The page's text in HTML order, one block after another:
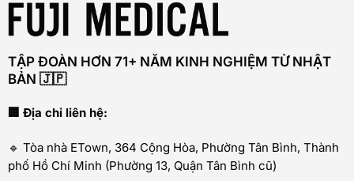
TẬP ĐOÀN HƠN 71+ NĂM KINH NGHIỆM TỪ NHẬT
BẢN 🇯🇵
🏢 Địa chỉ liên hệ:
🔹 Tòa nhà ETown, 364 Cộng Hòa, Phường Tân Bình, Thành
phố Hồ Chí Minh (Phường 13, Quận Tân Bình cũ)